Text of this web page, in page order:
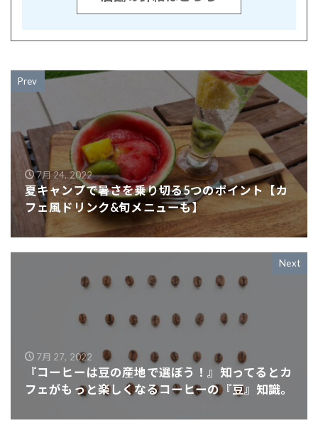
Prev
7月 24, 2022
夏キャンプで暑さを乗り切る5つのポイント【カ
フェ風ドリンク&旬メニューも】
Next
7月 27, 2022
『コーヒーは豆の産地で選ぼう！』知ってるとカ
フェがもっと楽しくなるコーヒーの『豆』知識。